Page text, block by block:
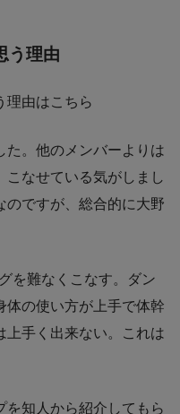
う理由
理由はこちら
た。他のメンバーよりは
こなせている気がしまし
のですが、総合的に大野
を難なくこなす。ダン
体の使い方が上手で体幹
上手く出来ない。これは
を知人から紹介してもら